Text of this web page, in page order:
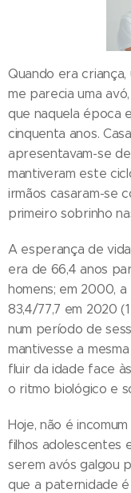
Quando era
me parecia uma
que naquela época
cinquenta anos.
apresentavam-se
mantiveram este
irmãos casaram-se
primeiro sobrinho
A esperança de
era de 66,4 anos
homens; em 2000,
83,4/77,7 em 2020
num período de
mantivesse a
fluir da idade face
o ritmo biológico e
Hoje, não é
filhos adolescentes
serem avós galgou
que a paternidade